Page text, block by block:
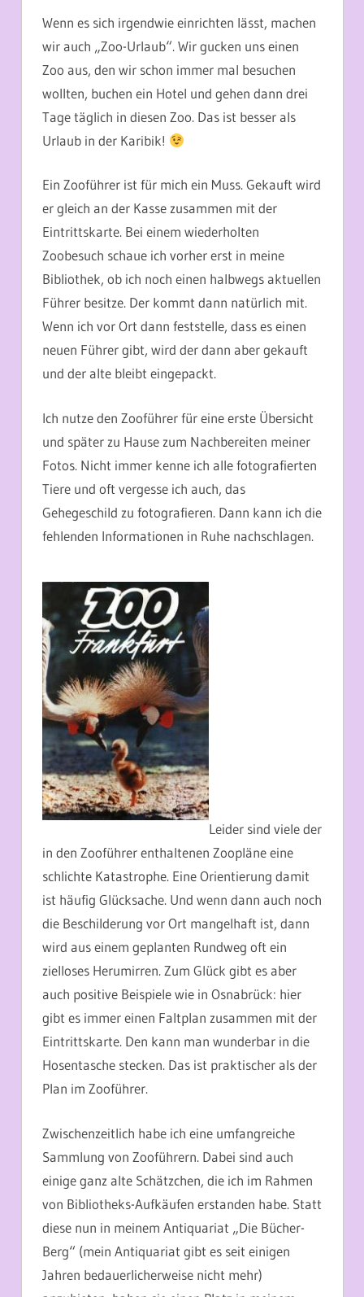
Wenn es sich irgendwie einrichten lässt, machen
wir auch „Zoo-Urlaub“. Wir gucken uns einen
Zoo aus, den wir schon immer mal besuchen
wollten, buchen ein Hotel und gehen dann drei
Tage täglich in diesen Zoo. Das ist besser als
Urlaub in der Karibik!
Ein Zooführer ist für mich ein Muss. Gekauft wird
er gleich an der Kasse zusammen mit der
Eintrittskarte. Bei einem wiederholten
Zoobesuch schaue ich vorher erst in meine
Bibliothek, ob ich noch einen halbwegs aktuellen
Führer besitze. Der kommt dann natürlich mit.
Wenn ich vor Ort dann feststelle, dass es einen
neuen Führer gibt, wird der dann aber gekauft
und der alte bleibt eingepackt.
Ich nutze den Zooführer für eine erste Übersicht
und später zu Hause zum Nachbereiten meiner
Fotos. Nicht immer kenne ich alle fotografierten
Tiere und oft vergesse ich auch, das
Gehegeschild zu fotografieren. Dann kann ich die
fehlenden Informationen in Ruhe nachschlagen.
Leider sind viele der
in den Zooführer enthaltenen Zoopläne eine
schlichte Katastrophe. Eine Orientierung damit
ist häufig Glücksache. Und wenn dann auch noch
die Beschilderung vor Ort mangelhaft ist, dann
wird aus einem geplanten Rundweg oft ein
zielloses Herumirren. Zum Glück gibt es aber
auch positive Beispiele wie in Osnabrück: hier
gibt es immer einen Faltplan zusammen mit der
Eintrittskarte. Den kann man wunderbar in die
Hosentasche stecken. Das ist praktischer als der
Plan im Zooführer.
Zwischenzeitlich habe ich eine umfangreiche
Sammlung von Zooführern. Dabei sind auch
einige ganz alte Schätzchen, die ich im Rahmen
von Bibliotheks-Aufkäufen erstanden habe. Statt
diese nun in meinem Antiquariat „Die Bücher-
Berg“ (mein Antiquariat gibt es seit einigen
Jahren bedauerlicherweise nicht mehr)